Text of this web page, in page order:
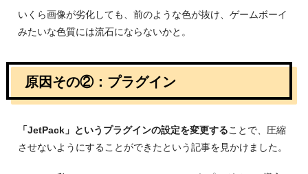
いくら画像が劣化しても、前のような色が抜け、ゲームボーイ
みたいな色質には流石にならないかと。
原因その②：プラグイン
「JetPack」というプラグインの設定を変更することで、圧縮
させないようにすることができたという記事を見かけました。